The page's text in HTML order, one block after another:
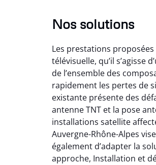
Nos solutions
Les prestations
télévisuelle, qu’il
de l’ensemble des
rapidement les pertes de
existante présente des
antenne TNT et la pose
installations satellite
Auvergne-Rhône-Alpes
également d’adapter la
approche, Installation et